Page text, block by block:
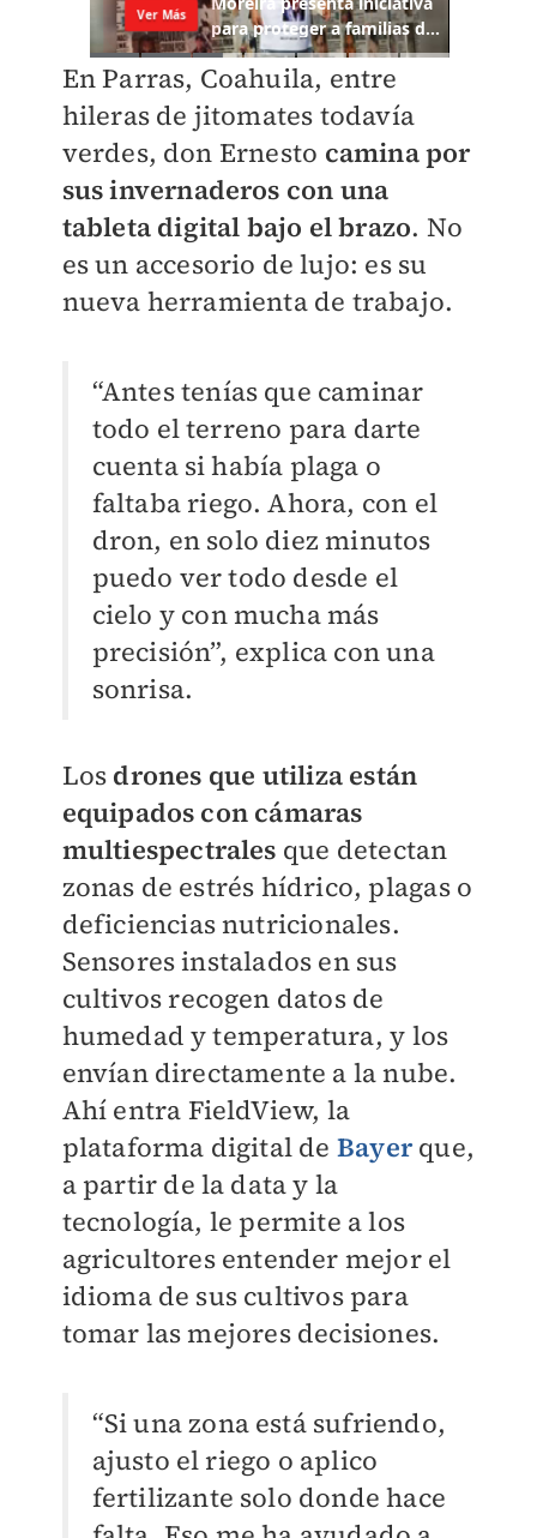
En Parras, Coahuila, entre
hileras de jitomates todavía
verdes, don Ernesto camina por
sus invernaderos con una
tableta digital bajo el brazo. No
es un accesorio de lujo: es su
nueva herramienta de trabajo.
“Antes tenías que caminar
todo el terreno para darte
cuenta si había plaga o
faltaba riego. Ahora, con el
dron, en solo diez minutos
puedo ver todo desde el
cielo y con mucha más
precisión”, explica con una
sonrisa.
Los drones que utiliza están
equipados con cámaras
multiespectrales que detectan
zonas de estrés hídrico, plagas o
deficiencias nutricionales.
Sensores instalados en sus
cultivos recogen datos de
humedad y temperatura, y los
envían directamente a la nube.
Ahí entra FieldView, la
plataforma digital de Bayer que,
a partir de la data y la
tecnología, le permite a los
agricultores entender mejor el
idioma de sus cultivos para
tomar las mejores decisiones.
“Si una zona está sufriendo,
ajusto el riego o aplico
fertilizante solo donde hace